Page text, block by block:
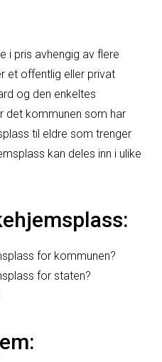
i pris avhengig av flere
et offentlig eller privat
og den enkeltes
det kommunen som har
til eldre som trenger
kan deles inn i ulike
for kommunen?
for staten?